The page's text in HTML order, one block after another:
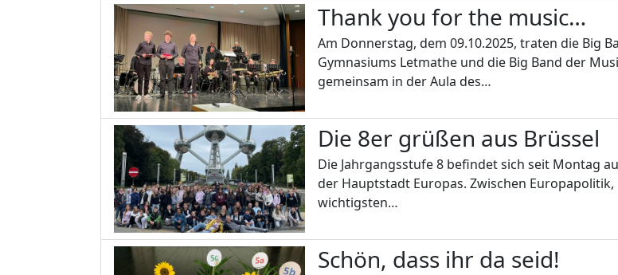
Thank you for the music…
Am Donnerstag, dem 09.10.2025, traten die Big
Gymnasiums Letmathe und die Big Band der
gemeinsam in der Aula des…
Die 8er grüßen aus Brüssel
Die Jahrgangsstufe 8 befindet sich seit Montag
der Hauptstadt Europas. Zwischen
wichtigsten…
Schön, dass ihr da seid!